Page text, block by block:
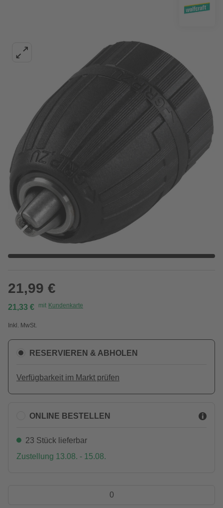
21,99 €
21,33 € mit Kundenkarte
Inkl. MwSt.
RESERVIEREN & ABHOLEN
Verfügbarkeit im Markt prüfen
ONLINE BESTELLEN
23 Stück lieferbar
Zustellung 13.08. - 15.08.